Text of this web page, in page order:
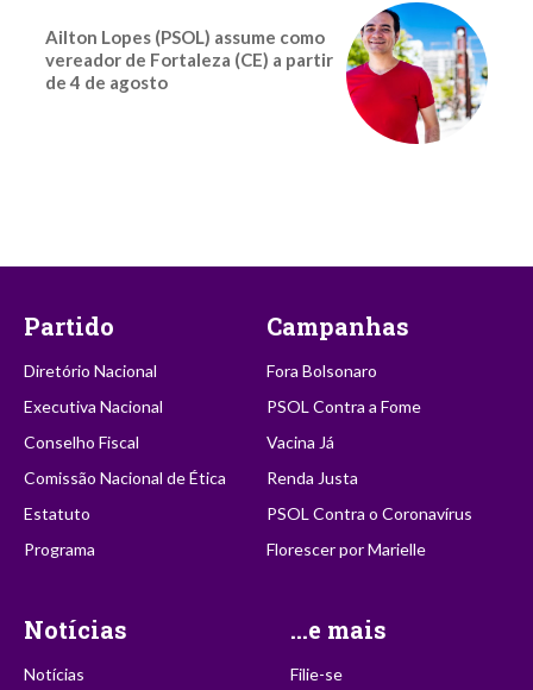
Ailton Lopes (PSOL) assume como
vereador de Fortaleza (CE) a partir
de 4 de agosto
Partido
Diretório Nacional
Executiva Nacional
Conselho Fiscal
Comissão Nacional de Ética
Estatuto
Programa
Campanhas
Fora Bolsonaro
PSOL Contra a Fome
Vacina Já
Renda Justa
PSOL Contra o Coronavírus
Florescer por Marielle
Notícias
Notícias
...e mais
Filie-se